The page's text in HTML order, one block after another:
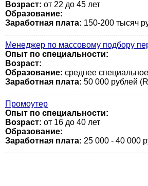
Возраст: от 22 до 45 лет
Образование:
Заработная плата: 150-200 тысяч
Менеджер по массовому подбору
Опыт по специальности:
Возраст:
Образование: среднее специальное
Заработная плата: 50 000 рублей
Промоутер
Опыт по специальности:
Возраст: от 16 до 40 лет
Образование:
Заработная плата: 25 000 - 40 000